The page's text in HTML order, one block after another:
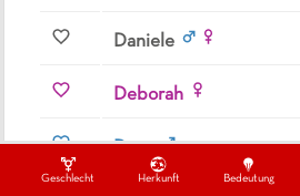
Geschlecht Herkunft Bedeutung
Daniele
Deborah
Dave